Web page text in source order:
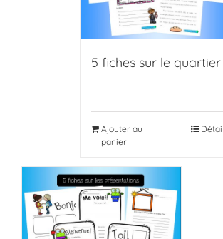
5 fiches sur le quartier
Ajouter au
panier